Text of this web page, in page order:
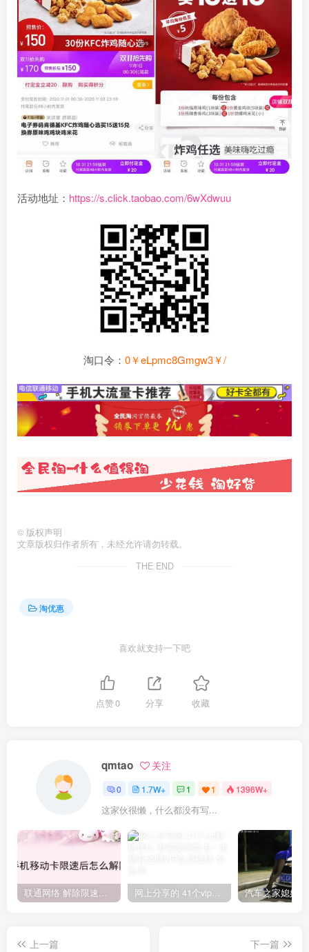
活动地址： https://s.click.taobao.com/6wXdwuu
淘口令： 0￥eLpmc8Gmgw3￥/
© 版权声明
文章版权归作者所有，未经允许请勿转载。
THE END
淘优惠
喜欢就支持一下吧
点赞0 分享 收藏
qmtao 关注
0 1.7W+ 1 1 1396W+
这家伙很懒，什么都没有写...
联通网络 解除限速方法参考！畅享、畅玩、老白干等及其它地区自测了 网上分享的 41个vip解析接口 有需要的拿去~ 免费看全网VIP会员视频
上一篇
下一篇